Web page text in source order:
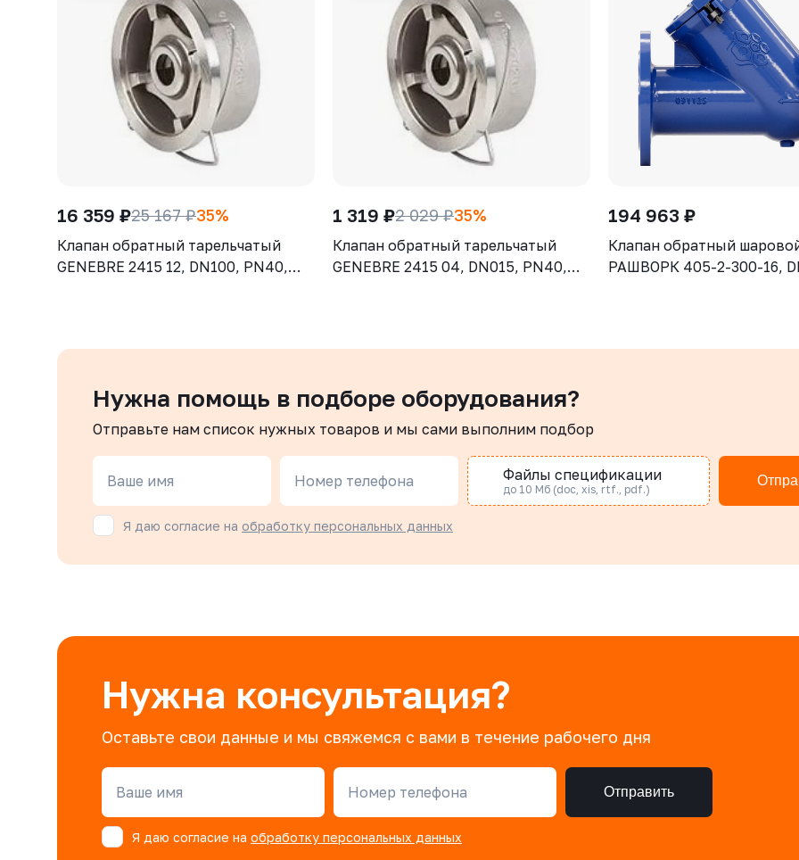
16 359 ₽25 167 ₽35%
Клапан обратный тарельчатый
GENEBRE 2415 12, DN100, PN40,
1 319 ₽2 029 ₽35%
Клапан обратный тарельчатый
GENEBRE 2415 04, DN015, PN40,
194 963 ₽
Клапан обратный
РАШВОРК 405-2-300-16,
Нужна помощь в подборе оборудования?
Отправьте нам список нужных товаров и мы сами выполним подбор
Ваше имя Номер телефона Файлы спецификации
до 10 Мб (doc, xis, rtf., pdf.)
Я даю согласие на обработку персональных данных
Нужна консультация?
Оставьте свои данные и мы свяжемся с вами в течение рабочего дня
Ваше имя Номер телефона Отправить
Я даю согласие на обработку персональных данных